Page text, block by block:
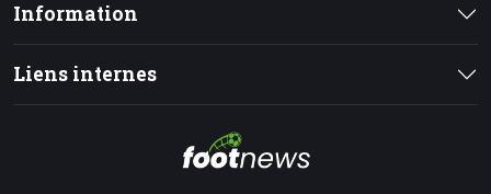
Information
Liens internes